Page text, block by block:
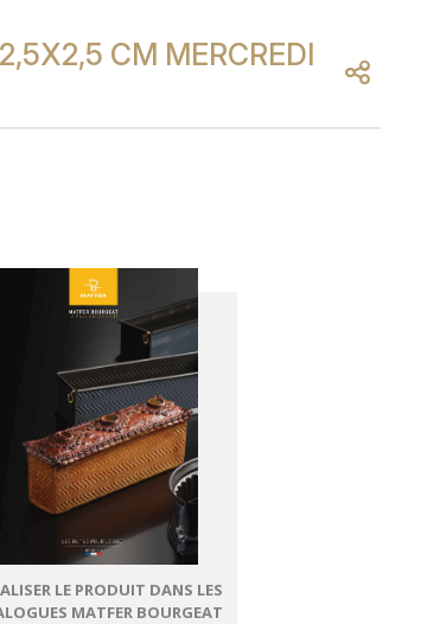
CM MERCREDI
LE PRODUIT DANS LES
MATFER BOURGEAT